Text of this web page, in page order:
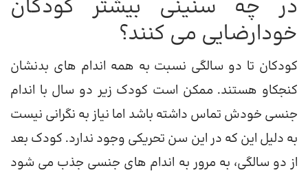
در چه سنینی بیشتر کودکان
خودارضایی می کنند؟
کودکان تا دو سالگی نسبت به همه اندام های بدنشان
کنجکاو هستند. ممکن است کودک زیر دو سال با اندام
جنسی خودش تماس داشته باشد اما نیاز به نگرانی نیست
به دلیل این که در این سن تحریکی وجود ندارد. کودک بعد
از دو سالگی، به مرور به اندام های جنسی جذب می شود